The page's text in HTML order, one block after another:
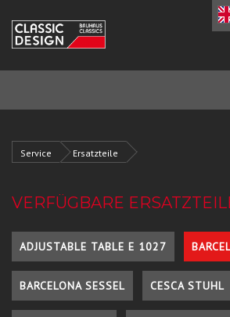
Service Ersatzteile
VERFÜGBARE
ADJUSTABLE TABLE E 1027
BARCELONA SESSEL CESCA STUHL